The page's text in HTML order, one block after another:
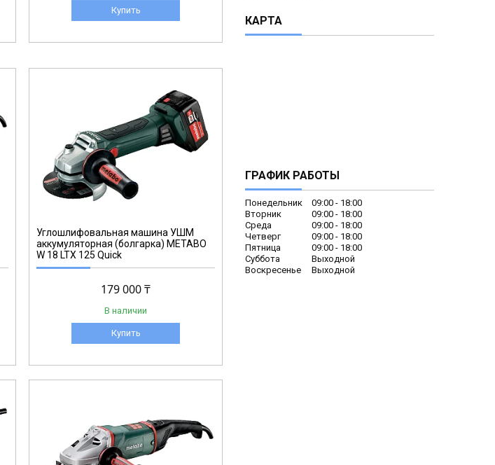
Купить
Углошлифовальная машина УШМ
аккумуляторная (болгарка) METABO
W 18 LTX 125 Quick
179 000 ₸
В наличии
Купить
КАРТА
ГРАФИК РАБОТЫ
Понедельник 09:00
18:00
Вторник
09:00
18:00
Среда
09:00
18:00
Четверг
09:00
18:00
Пятница
09:00
18:00
Суббота
Выходной
Воскресенье
Выходной